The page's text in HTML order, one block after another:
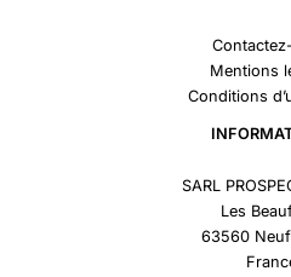
Mentions
Conditions
SARL
Les
63560